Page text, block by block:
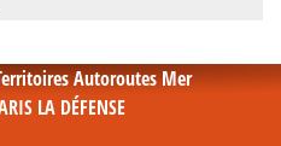
Autoroutes Mer
LA DÉFENSE